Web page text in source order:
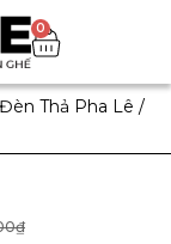
0
Đèn Thả Pha Lê /
₫